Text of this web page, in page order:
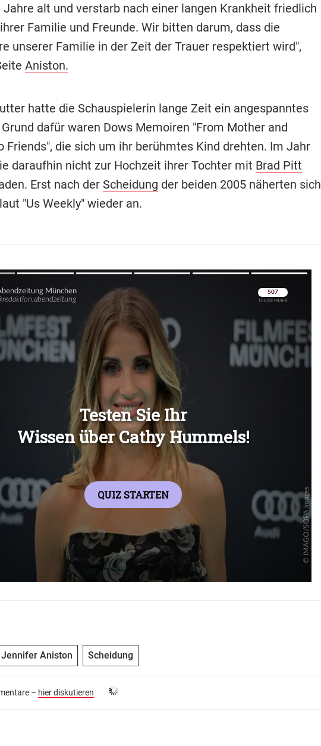
Jahre alt und verstarb nach einer langen Krankheit friedlich
Familie und Freunde. Wir bitten darum, dass die
unserer Familie in der Zeit der Trauer respektiert wird",
Aniston.
hatte die Schauspielerin lange Zeit ein angespanntes
dafür waren Dows Memoiren "From Mother and
Friends", die sich um ihr berühmtes Kind drehten. Im Jahr
daraufhin nicht zur Hochzeit ihrer Tochter mit Brad Pitt
Erst nach der Scheidung der beiden 2005 näherten sich
"Us Weekly" wieder an.
Überspringen
Jennifer Aniston Scheidung
– hier diskutieren